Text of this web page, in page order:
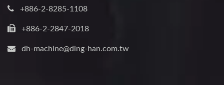
+886-2-8285-1108
+886-2-2847-2018
dh-machine@ding-han.com.tw